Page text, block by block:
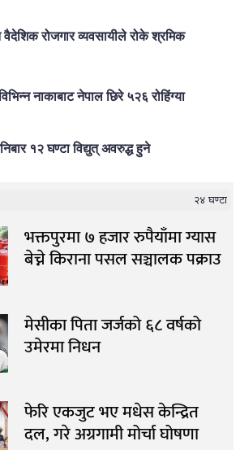
रोजगार व्यवसायीले रोके श्रमिक
नाकाबाट नेपाल छिरे ५२६ रोहिंग्या
१२ घण्टा विद्युत् अवरुद्ध हुने
२४ घण्टा
भक्तपुरमा ७ हजार रुपैयाँमा ग्यास
बेच्ने किराना पसल सञ्चालक पक्राउ
मेसीका पिता जर्जको ६८ वर्षको
उमेरमा निधन
फेरि एकजुट भए मधेस केन्द्रित
दल, गरे अग्रगामी मोर्चा घोषणा